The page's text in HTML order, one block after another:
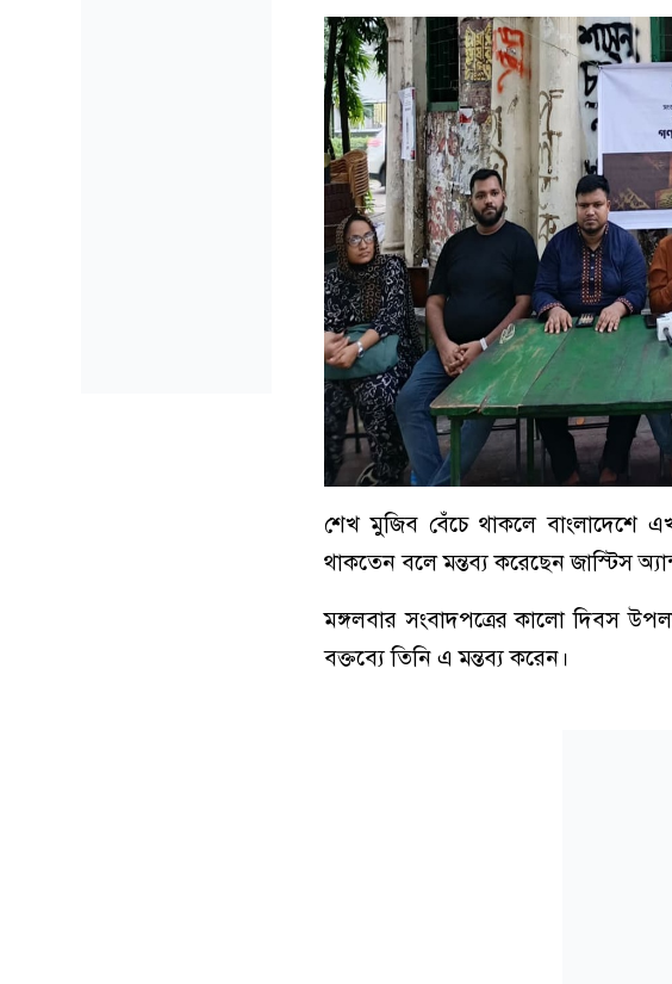
শেখ মুজিব বেঁচে থাকলে বাংলাদেশে
থাকতেন বলে মন্তব্য করেছেন জাস্টিস
মঙ্গলবার সংবাদপত্রের কালো দিবস
বক্তব্যে তিনি এ মন্তব্য করেন।